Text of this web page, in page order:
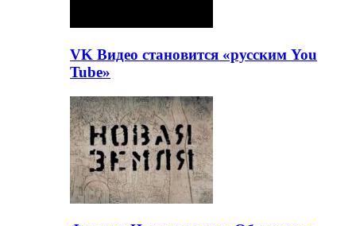
VK Видео становится «русским You
Tube»